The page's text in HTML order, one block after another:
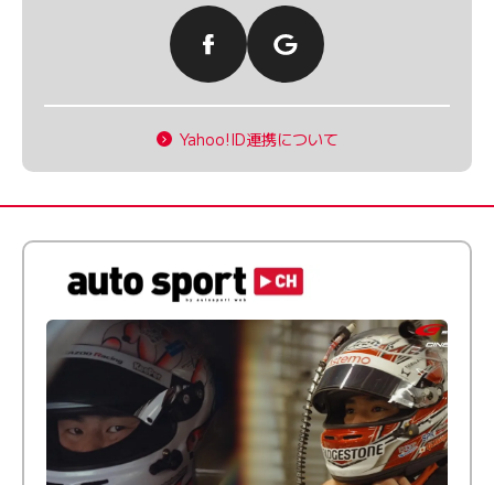
Yahoo!ID連携について